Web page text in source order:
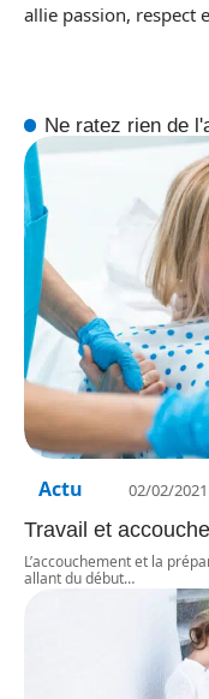
allie passion, respect
Ne ratez rien de
Actu 02/02/2021
Travail et
L’accouchement et la
allant du début…